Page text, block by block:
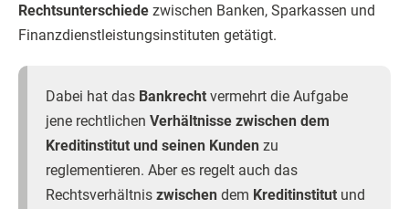
Rechtsunterschiede zwischen Banken, Sparkassen und
Finanzdienstleistungsinstituten getätigt.
Dabei hat das Bankrecht vermehrt die Aufgabe
jene rechtlichen Verhältnisse zwischen dem
Kreditinstitut und seinen Kunden zu
reglementieren. Aber es regelt auch das
Rechtsverhältnis zwischen dem Kreditinstitut und